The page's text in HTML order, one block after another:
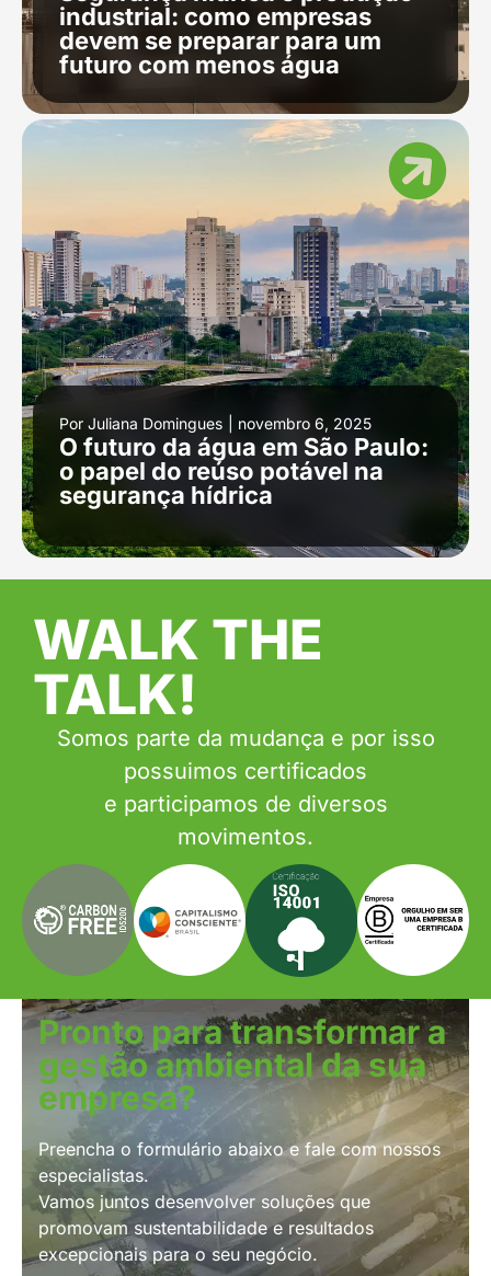
industrial: como empresas
devem se preparar para um
futuro com menos água
Por Juliana Domingues novembro 6, 2025
O futuro da água em São Paulo:
o papel do reúso potável na
segurança hídrica
WALK THE
TALK!
Somos parte da mudança e por isso
possuimos certificados
e participamos de diversos
movimentos.
Pronto para transformar a
gestão ambiental da sua
empresa?
Preencha o formulário abaixo e fale com nossos
especialistas.
Vamos juntos desenvolver soluções que
promovam sustentabilidade e resultados
excepcionais para o seu negócio.